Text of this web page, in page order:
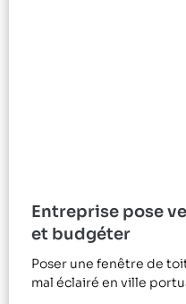
Entreprise pose
et budgéter
Poser une fenêtre de
mal éclairé en ville